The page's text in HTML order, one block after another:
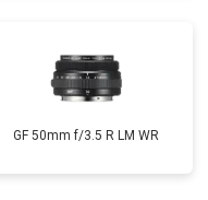
GF 50mm f/3.5 R LM WR